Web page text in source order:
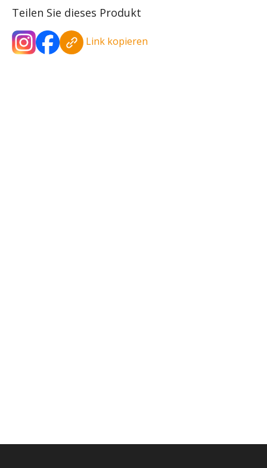
Teilen Sie dieses Produkt
Link kopieren